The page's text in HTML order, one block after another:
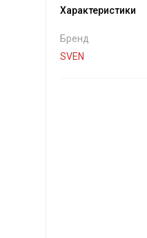
Характеристики
Бренд
SVEN